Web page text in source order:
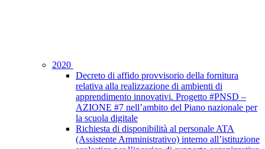
2020
Decreto di affido provvisorio della fornitura
relativa alla realizzazione di ambienti di
apprendimento innovativi. Progetto #PNSD –
AZIONE #7 nell’ambito del Piano nazionale per
la scuola digitale
Richiesta di disponibilità al personale ATA
(Assistente Amministrativo) interno all’istituzione